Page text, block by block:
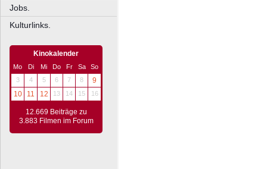
Jobs.
Kulturlinks.
Kinokalender
Mo Di Mi Do Fr Sa
So
3
4 5 6 7 8
9
10
11 12 13 14 15 16
12.669 Beiträge zu
3.883 Filmen im Forum